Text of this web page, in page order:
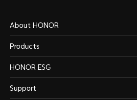
About HONOR
Products
HONOR ESG
Support